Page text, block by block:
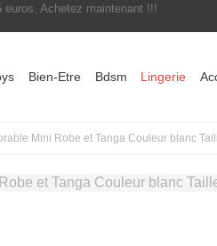
euros. Achetez maintenant !!!
Bien-Etre Bdsm Lingerie
Mini Robe et Tanga Couleur blanc